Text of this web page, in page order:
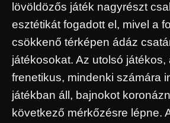
lövöldözős játék nagyrészt
esztétikát fogadott el, mivel a
csökkenő térképen ádáz
játékosokat. Az utolsó játékos,
frenetikus, mindenki számára
játékban áll, bajnokot
következő mérkőzésre lépne.